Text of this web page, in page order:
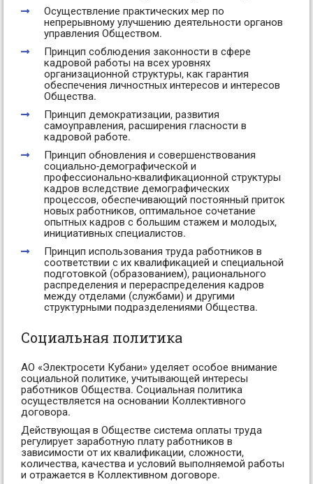
Осуществление практических мер по
непрерывному улучшению деятельности органов
управления Обществом.
Принцип соблюдения законности в сфере
кадровой работы на всех уровнях
организационной структуры, как гарантия
обеспечения личностных интересов и интересов
Общества.
Принцип демократизации, развития
самоуправления, расширения гласности в
кадровой работе.
Принцип обновления и совершенствования
социально-демографической и
профессионально-квалификационной структуры
кадров вследствие демографических
процессов, обеспечивающий постоянный приток
новых работников, оптимальное сочетание
опытных кадров с большим стажем и молодых,
инициативных специалистов.
Принцип использования труда работников в
соответствии с их квалификацией и специальной
подготовкой (образованием), рационального
распределения и перераспределения кадров
между отделами (службами) и другими
структурными подразделениями Общества.
Социальная политика
АО «Электросети Кубани» уделяет особое внимание
социальной политике, учитывающей интересы
работников Общества. Социальная политика
осуществляется на основании Коллективного
договора.
Действующая в Обществе система оплаты труда
регулирует заработную плату работников в
зависимости от их квалификации, сложности,
количества, качества и условий выполняемой работы
и отражается в Коллективном договоре.